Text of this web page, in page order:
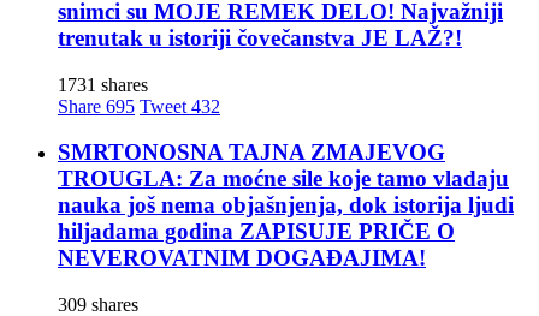
snimci su MOJE REMEK DELO! Najvažniji
trenutak u istoriji čovečanstva JE LAŽ?!
1731 shares
Share 695 Tweet 432
SMRTONOSNA TAJNA ZMAJEVOG
TROUGLA: Za moćne sile koje tamo vladaju
nauka još nema objašnjenja, dok istorija ljudi
hiljadama godina ZAPISUJE PRIČE O
NEVEROVATNIM DOGAĐAJIMA!
309 shares